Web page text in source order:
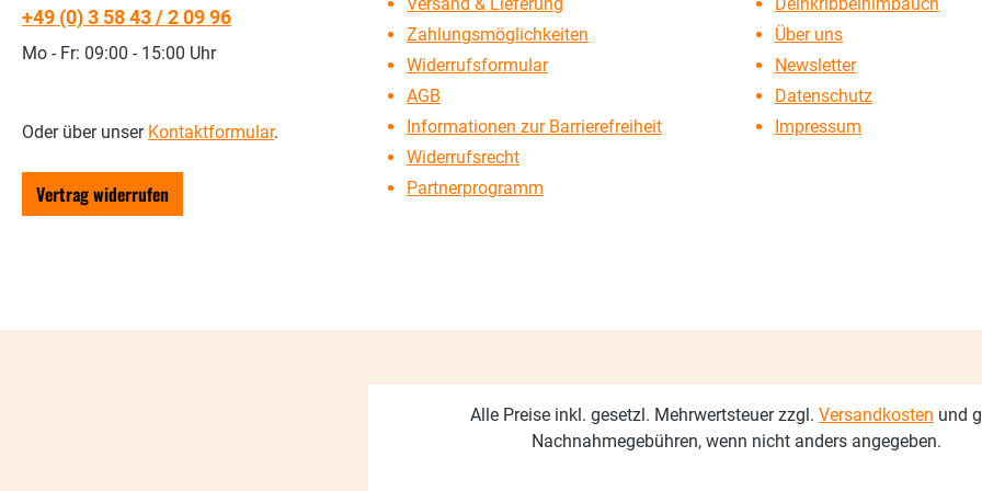
+49 (0) 3 58 43 / 2 09 96
Mo - Fr: 09:00 - 15:00 Uhr
Oder über unser Kontaktformular.
Vertrag widerrufen
Zahlungsmöglichkeiten
Widerrufsformular
AGB
Informationen zur Barrierefreiheit
Widerrufsrecht
Partnerprogramm
Über uns
Newsletter
Datenschutz
Impressum
Alle Preise inkl. gesetzl. Mehrwertsteuer zzgl. Versandkosten und
Nachnahmegebühren, wenn nicht anders angegeben.